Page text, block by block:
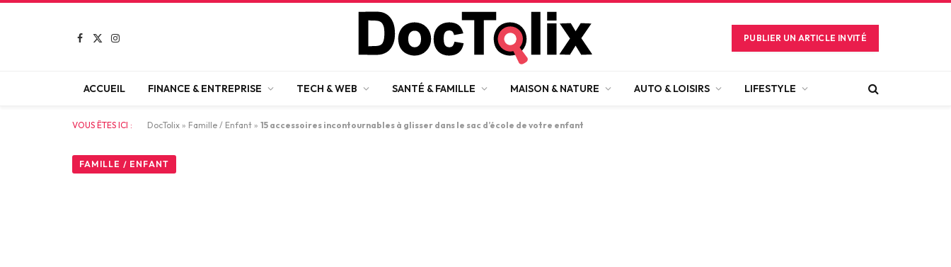
Facebook
X
Instagram PUBLIER UN ARTICLE INVITÉ
ACCUEIL FINANCE & ENTREPRISE TECH & WEB SANTÉ & FAMILLE MAISON & NATURE AUTO & LOISIRS LIFESTYLE
VOUS ÊTES ICI : DocTolix » Famille / Enfant » 15 accessoires incontournables à glisser dans le sac d’école de votre enfant
FAMILLE / ENFANT